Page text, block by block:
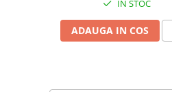
IN STOC
ADAUGA IN COS